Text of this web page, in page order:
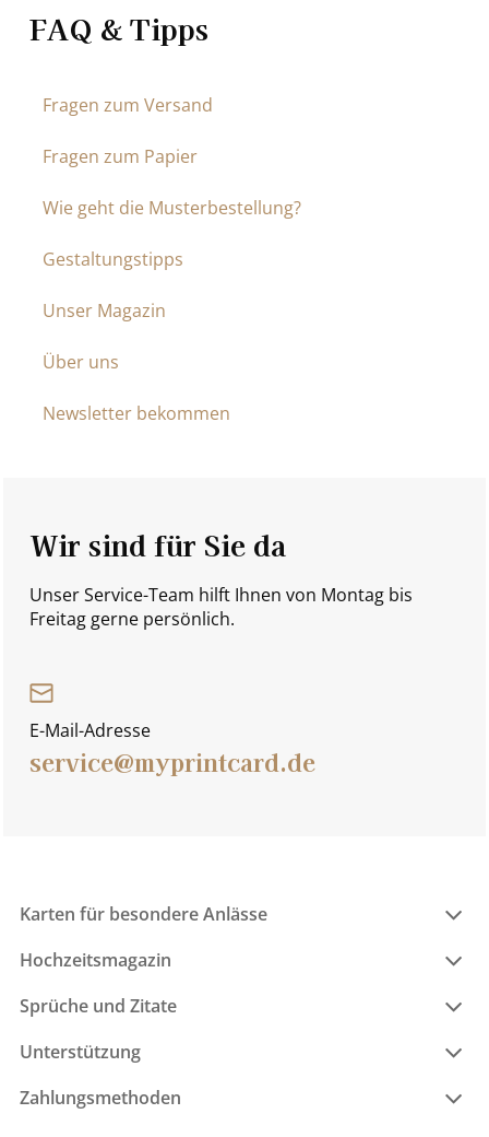
FAQ & Tipps
Fragen zum Versand
Fragen zum Papier
Wie geht die Musterbestellung?
Gestaltungstipps
Unser Magazin
Über uns
Newsletter bekommen
Wir sind für Sie da
Unser Service-Team hilft Ihnen von Montag bis
Freitag gerne persönlich.
E-Mail-Adresse
service@myprintcard.de
Karten für besondere Anlässe
Hochzeitsmagazin
Sprüche und Zitate
Unterstützung
Zahlungsmethoden